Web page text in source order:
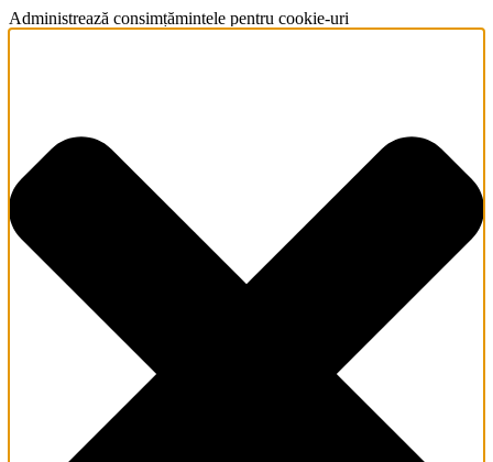
Administrează consimțămintele pentru cookie-uri